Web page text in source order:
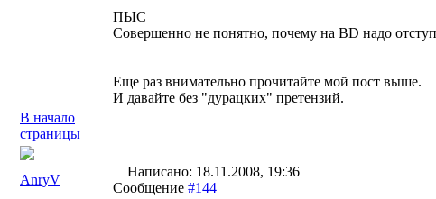
ПЫС
Совершенно не понятно, почему на BD надо
Еще раз внимательно прочитайте мой пост выше.
И давайте без "дурацких" претензий.
В начало
страницы
AnryV
Написано: 18.11.2008, 19:36
Сообщение #144